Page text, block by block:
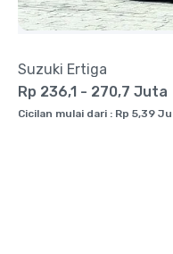
Suzuki Ertiga
Rp 236,1 - 270,7 Juta
Cicilan mulai dari : Rp 5,39